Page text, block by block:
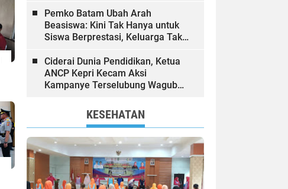
Pemko Batam Ubah Arah
Beasiswa: Kini Tak Hanya untuk
Siswa Berprestasi, Keluarga Tak
Dibiayai
Ciderai Dunia Pendidikan, Ketua
ANCP Kepri Kecam Aksi
Kampanye Terselubung Wagub
KESEHATAN